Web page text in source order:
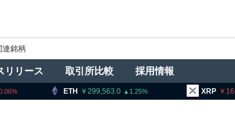
連銘柄
リリース 取引所比較 採用情報
299,563.0 1.25 XRP 1.42